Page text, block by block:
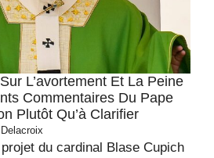
L’avortement Et La Peine
Commentaires Du Pape
Plutôt Qu’à Clarifier
du cardinal Blase Cupich